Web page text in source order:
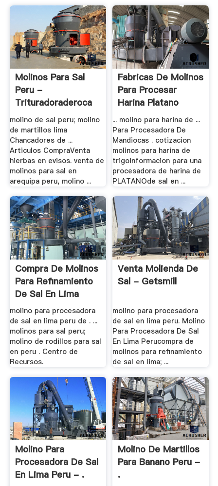
Molinos Para Sal
Peru -
Trituradoraderoca
molino de sal peru; molino
de martillos lima
Chancadores de ...
Articulos CompraVenta
hierbas en evisos. venta de
molinos para sal en
arequipa peru, molino ...
Fabricas De Molinos
Para Procesar
Harina Platano
... molino para harina de ...
Para Procesadora De
Mandiocas . cotizacion
molinos para harina de
trigoinformacion para una
procesadora de harina de
PLATANOde sal en ...
Compra De Molinos
Para Refinamiento
De Sal En Lima
molino para procesadora
de sal en lima peru de . ...
molinos para sal peru;
molino de rodillos para sal
en peru . Centro de
Recursos.
Venta Molienda De
Sal - Getsmill
molino para procesadora
de sal en lima peru. Molino
Para Procesadora De Sal
En Lima Perucompra de
molinos para refinamiento
de sal en lima; ...
Molino Para
Procesadora De Sal
En Lima Peru - .
Molino De Martillos
Para Banano Peru -
.